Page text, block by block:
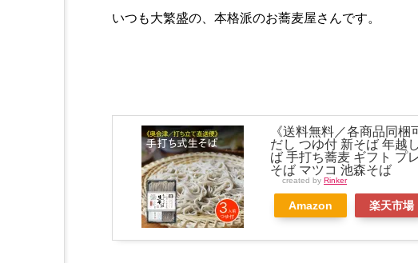
いつも大繁盛の、本格派のお蕎麦屋さんです。
《送料無料／各商品同
だし つゆ付 新そば 年越
ば 手打ち蕎麦 ギフト プ
そば マツコ 池森そば
created by Rinker
Amazon 楽天市場